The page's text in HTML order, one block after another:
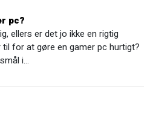
pc?
ellers er det jo ikke en rigtig
for at gøre en gamer pc hurtigt?
i…